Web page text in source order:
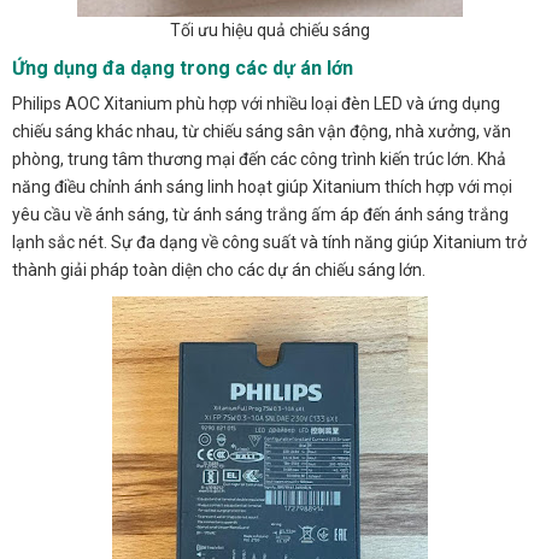
Tối ưu hiệu quả chiếu sáng
Ứng dụng đa dạng trong các dự án lớn
Philips AOC Xitanium phù hợp với nhiều loại đèn LED và ứng dụng
chiếu sáng khác nhau, từ chiếu sáng sân vận động, nhà xưởng, văn
phòng, trung tâm thương mại đến các công trình kiến trúc lớn. Khả
năng điều chỉnh ánh sáng linh hoạt giúp Xitanium thích hợp với mọi
yêu cầu về ánh sáng, từ ánh sáng trắng ấm áp đến ánh sáng trắng
lạnh sắc nét. Sự đa dạng về công suất và tính năng giúp Xitanium trở
thành giải pháp toàn diện cho các dự án chiếu sáng lớn.